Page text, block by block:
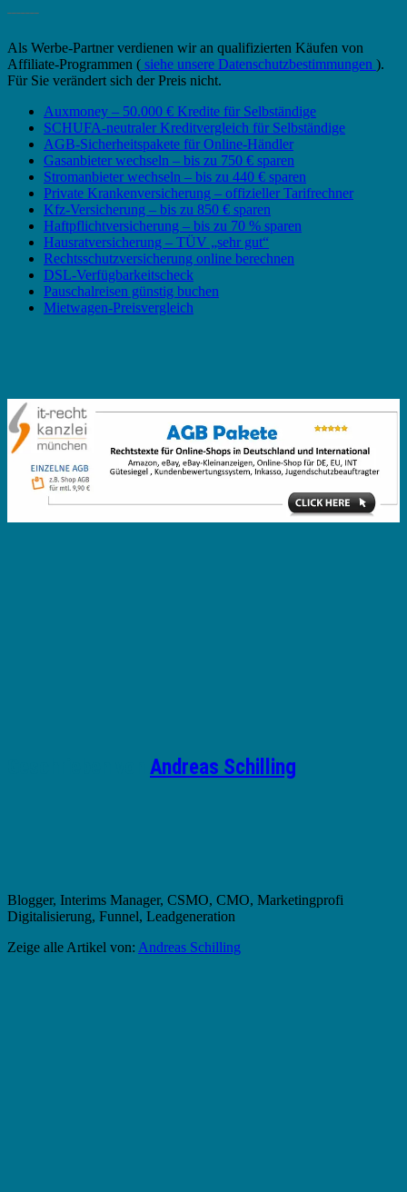
Als Werbe-Partner verdienen wir an qualifizierten Käufen von
Affiliate-Programmen ( siehe unsere Datenschutzbestimmungen ).
Für Sie verändert sich der Preis nicht.
Auxmoney – 50.000 € Kredite für Selbständige
SCHUFA-neutraler Kreditvergleich für Selbständige
AGB-Sicherheitspakete für Online-Händler
Gasanbieter wechseln – bis zu 750 € sparen
Stromanbieter wechseln – bis zu 440 € sparen
Private Krankenversicherung – offizieller Tarifrechner
Kfz-Versicherung – bis zu 850 € sparen
Haftpflichtversicherung – bis zu 70 % sparen
Hausratversicherung – TÜV „sehr gut“
Rechtsschutzversicherung online berechnen
DSL-Verfügbarkeitscheck
Pauschalreisen günstig buchen
Mietwagen-Preisvergleich
Andreas Schilling
Blogger, Interims Manager, CSMO, CMO, Marketingprofi
Digitalisierung, Funnel, Leadgeneration
Zeige alle Artikel von: Andreas Schilling